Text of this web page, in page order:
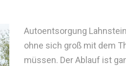
Autoentsorgung
ohne sich groß mit dem
müssen. Der Ablauf ist